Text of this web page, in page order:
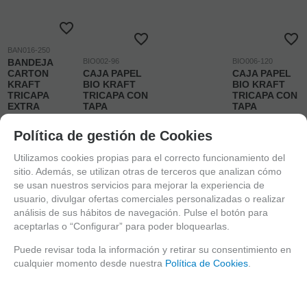
BAN016-250
BANDEJA
CARTON
KRAFT
TRICAPA
EXTRA
RESISTENTE
PLANA CON
BORDES
PAQUETE: 250
0,0484€/ud.
0,0586
€ /ud.
14,641€ PAQUETE
BIO002-96
CAJA PAPEL
BIO KRAFT
TRICAPA CON
TAPA
TROQUELADA
128X105X60mm
fondo
CAJA: 96
0,1666€/ud.
0,2016
€/ud.
BIO006-120
CAJA PAPEL
BIO KRAFT
TRICAPA CON
TAPA
TROQUELADA
CAJA: 120
0,2363€/ud.
€/ud.
Política de gestión de Cookies
Utilizamos cookies propias para el correcto funcionamiento del
sitio. Además, se utilizan otras de terceros que analizan cómo
se usan nuestros servicios para mejorar la experiencia de
usuario, divulgar ofertas comerciales personalizadas o realizar
análisis de sus hábitos de navegación. Pulse el botón para
aceptarlas o “Configurar” para poder bloquearlas.
Puede revisar toda la información y retirar su consentimiento en
cualquier momento desde nuestra Política de Cookies